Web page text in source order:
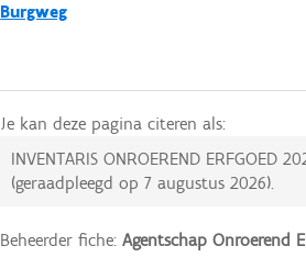
Burgweg
Je kan deze pagina citeren als:
INVENTARIS ONROEREND ERFGOED
(geraadpleegd op7 augustus 2026).
Beheerder fiche:Agentschap Onroerend